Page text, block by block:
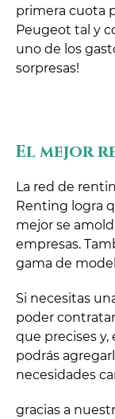
primera cuota
Peugeot tal y
uno de los
sorpresas!
El mejor
La red de
Renting logra
mejor se
empresas.
gama de
Si necesitas
poder
que precises y,
podrás
necesidades
gracias a